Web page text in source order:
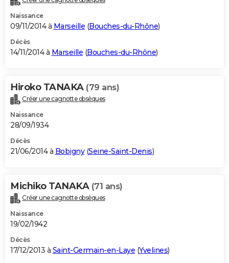
Naissance
09/11/2014 à Marseille (Bouches-du-Rhône)
Décès
14/11/2014 à Marseille (Bouches-du-Rhône)
Hiroko TANAKA (79 ans)
Créer une cagnotte obsèques
Naissance
28/09/1934
Décès
21/06/2014 à Bobigny(Seine-Saint-Denis)
Michiko TANAKA (71 ans)
Créer une cagnotte obsèques
Naissance
19/02/1942
Décès
17/12/2013 à Saint-Germain-en-Laye (Yvelines)